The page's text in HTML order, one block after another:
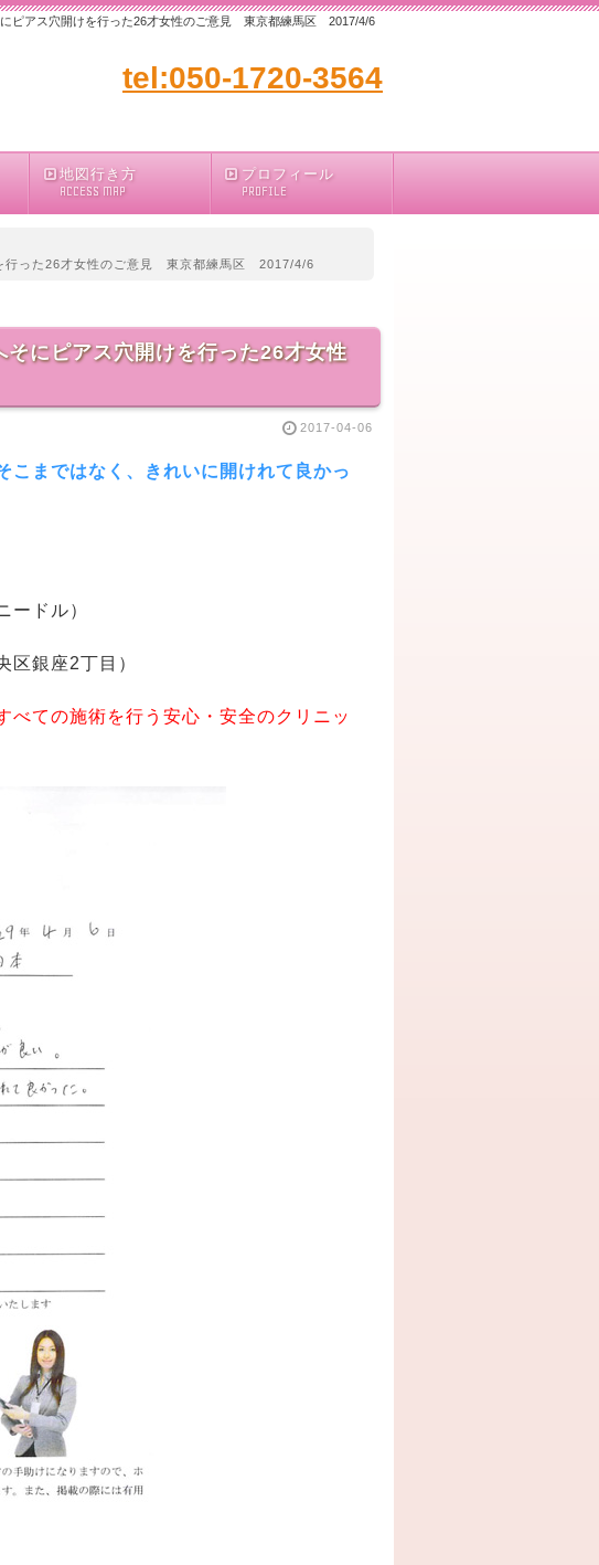
ピアス穴開けを行った26才女性のご意見 東京都練馬区 2017/4/6
tel:050-1720-3564
地図行き方
ACCESS MAP
プロフィール
PROFILE
行った26才女性のご意見 東京都練馬区 2017/4/6
にピアス穴開けを行った26才女性
2017-04-06
こまではなく、きれいに開けれて良かっ
ドル）
区銀座2丁目）
べての施術を行う安心・安全のクリニッ